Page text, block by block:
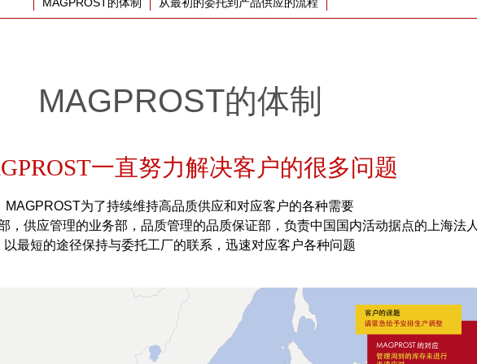
MAGPROST的体制
一直努力解决客户的很多问题
MAGPROST为了持续维持高品质供应和对应客户的各种需要
，供应管理的业务部，品质管理的品质保证部，负责中国国内活动据点的上海法人
以最短的途径保持与委托工厂的联系，迅速对应客户各种问题